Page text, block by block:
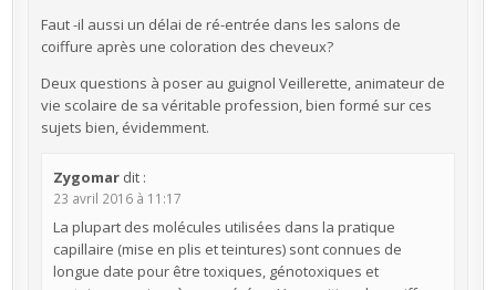
Faut -il aussi un délai de ré-entrée dans les salons de
coiffure après une coloration des cheveux?
Deux questions à poser au guignol Veillerette, animateur de
vie scolaire de sa véritable profession, bien formé sur ces
sujets bien, évidemment.
Zygomar dit :
23 avril 2016 à 11:17
La plupart des molécules utilisées dans la pratique
capillaire (mise en plis et teintures) sont connues de
longue date pour être toxiques, génotoxiques et